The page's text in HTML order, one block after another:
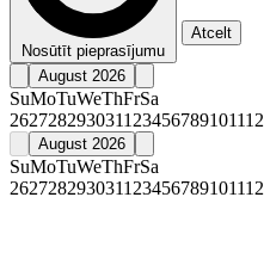
Nosūtīt pieprasījumu
Atcelt
August 2026
SuMoTuWeThFrSa
2627282930311 23456789101112
August 2026
SuMoTuWeThFrSa
2627282930311 23456789101112